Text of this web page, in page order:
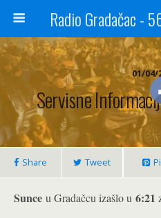
01/04/
Servisne
Share Tweet
Sunce u Gradačcu izašlo u 6:21